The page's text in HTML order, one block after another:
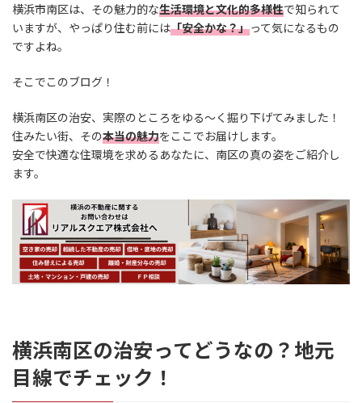
横浜市南区は、その魅力的な生活環境と文化的多様性で知られて
いますが、やっぱり住む前には「安全かな？」って気になるもの
ですよね。
そこでこのブログ！
横浜南区の治安、実際のところをゆる～く掘り下げてみました！
住みたい街、その本当の魅力をここでお届けします。
安全で快適な住環境を求めるあなたに、南区の真の姿をご紹介し
ます。
横浜南区の治安ってどうなの？地元
目線でチェック！